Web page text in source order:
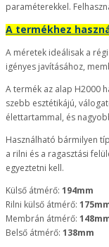
paraméterekkel.
A termékhez
A méretek ideálisak a
igényes javításához,
A termék az alap H2000
szebb esztétikájú,
élettartammal, és
Használható bármilyen
a rilni és a ragasztási
egyeztetni kell.
Külső átmérő: 194mm
Rilni külső átmérő:
Membrán átmérő:
Belső átmérő: 138mm